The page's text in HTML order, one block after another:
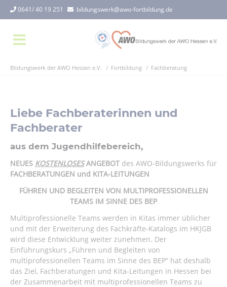
0641/ 40 19 251 bildungswerk@awo-fortbildung.de
Bildungswerk der AWO Hessen e.V. Fortbildung Fachberatung
Liebe Fachberaterinnen und
Fachberater
aus dem Jugendhilfebereich,
NEUES KOSTENLOSES ANGEBOT des AWO-Bildungswerks für
FACHBERATUNGEN und KITA-LEITUNGEN
FÜHREN UND BEGLEITEN VON MULTIPROFESSIONELLEN
TEAMS IM SINNE DES BEP
Multiprofessionelle Teams werden in Kitas immer üblicher
und mit der Erweiterung des Fachkräfte-Katalogs im HKJGB
wird diese Entwicklung weiter zunehmen. Der
Einführungskurs „Führen und Begleiten von
multiprofessionellen Teams im Sinne des BEP“ hat deshalb
das Ziel, Fachberatungen und Kita-Leitungen in Hessen bei
der Zusammenarbeit mit multiprofessionellen Teams zu